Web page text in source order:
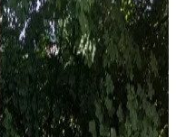
Termine
in Wall